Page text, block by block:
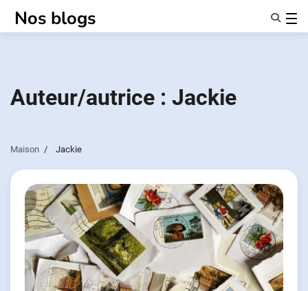
Nos blogs
NotifierPartenaires
Auteur/autrice : Jackie
Maison Jackie